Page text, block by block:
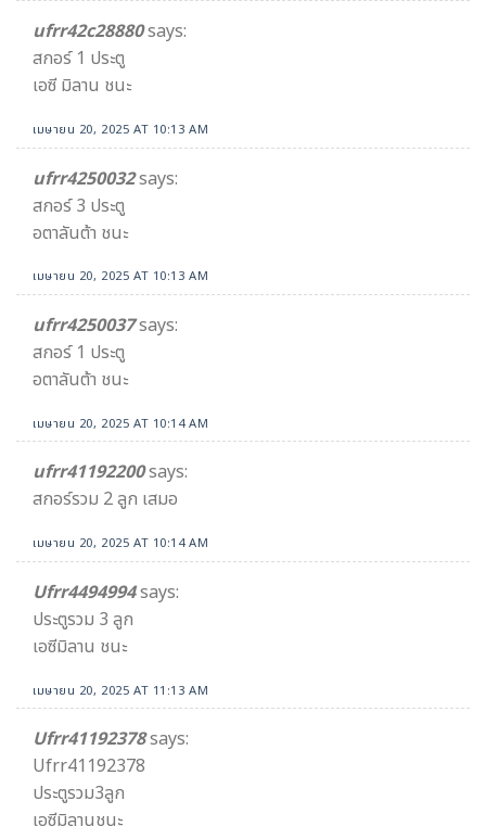
ufrr42c28880says:
สกอร์ 1 ประตู
เอซี มิลาน ชนะ
เมษายน 20, 2025 AT 10:13 AM
ufrr4250032says:
สกอร์ 3 ประตู
อตาลันต้า ชนะ
เมษายน 20, 2025 AT 10:13 AM
ufrr4250037says:
สกอร์ 1 ประตู
อตาลันต้า ชนะ
เมษายน 20, 2025 AT 10:14 AM
ufrr41192200says:
สกอร์รวม 2 ลูก เสมอ
เมษายน 20, 2025 AT 10:14 AM
Ufrr4494994says:
ประตูรวม 3 ลูก
เอซีมิลาน ชนะ
เมษายน 20, 2025 AT 11:13 AM
Ufrr41192378says:
Ufrr41192378
ประตูรวม3ลูก
เอซีมิลานชนะ